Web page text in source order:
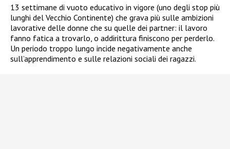
13 settimane di vuoto educativo in vigore (uno degli stop più
lunghi del Vecchio Continente) che grava più sulle ambizioni
lavorative delle donne che su quelle dei partner: il lavoro
fanno fatica a trovarlo, o addirittura finiscono per perderlo.
Un periodo troppo lungo incide negativamente anche
sull’apprendimento e sulle relazioni sociali dei ragazzi.